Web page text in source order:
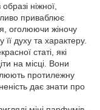
ніжної,
приваблює
оголюючи жіночу
духу та характеру.
статі, які
на місці. Вони
протилежну
дає знати про